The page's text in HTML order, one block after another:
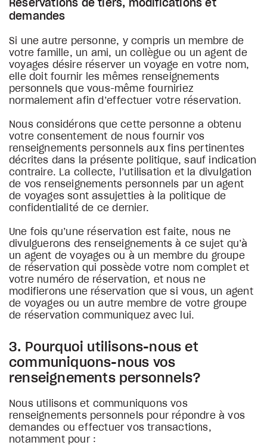
Réservations de tiers, modifications et
demandes
Si une autre personne, y compris un membre de
votre famille, un ami, un collègue ou un agent de
voyages désire réserver un voyage en votre nom,
elle doit fournir les mêmes renseignements
personnels que vous-même fourniriez
normalement afin d’effectuer votre réservation.
Nous considérons que cette personne a obtenu
votre consentement de nous fournir vos
renseignements personnels aux fins pertinentes
décrites dans la présente politique, sauf indication
contraire. La collecte, l’utilisation et la divulgation
de vos renseignements personnels par un agent
de voyages sont assujetties à la politique de
confidentialité de ce dernier.
Une fois qu’une réservation est faite, nous ne
divulguerons des renseignements à ce sujet qu’à
un agent de voyages ou à un membre du groupe
de réservation qui possède votre nom complet et
votre numéro de réservation, et nous ne
modifierons une réservation que si vous, un agent
de voyages ou un autre membre de votre groupe
de réservation communiquez avec lui.
3. Pourquoi utilisons-nous et
communiquons-nous vos
renseignements personnels?
Nous utilisons et communiquons vos
renseignements personnels pour répondre à vos
demandes ou effectuer vos transactions,
notamment pour :